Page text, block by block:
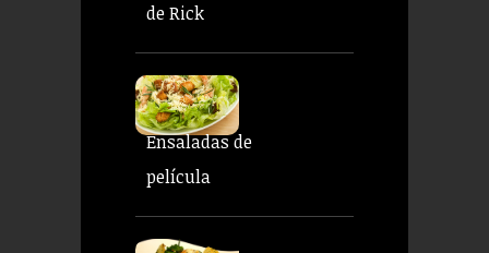
de Rick
Ensaladas de
película